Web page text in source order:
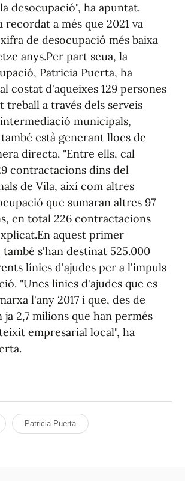
desocupació", ha apuntat.
recordat a més que 2021 va
de desocupació més baixa
anys.Per part seua, la
Patricia Puerta, ha
costat d'aqueixes 129 persones
treball a través dels serveis
municipals,
està generant llocs de
directa. "Entre ells, cal
contractacions dins del
de Vila, així com altres
que sumaran altres 97
en total 226 contractacions
aquest primer
s'han destinat 525.000
línies d'ajudes per a l'impuls
"Unes línies d'ajudes que es
l'any 2017 i que, des de
ja 2,7 milions que han permés
empresarial local", ha
Patricia Puerta